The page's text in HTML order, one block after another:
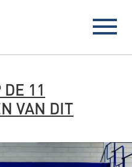
11
VAN DIT